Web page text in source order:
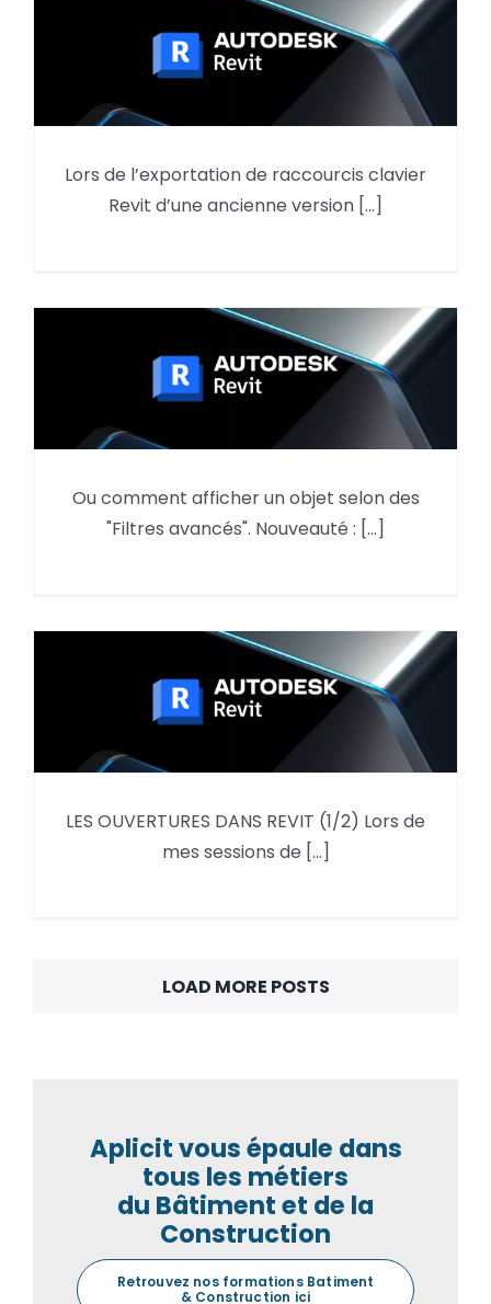
raccourcis clavier d’une version
ancienne à une version plus
Lors de l’exportation de raccourcis clavier
Revit d’une ancienne version [...]
Autodesk Forma, le navigateur
de modèle et les « Filtres
Ou comment afficher un objet selon des
"Filtres avancés". Nouveauté : [...]
LES OUVERTURES DANS REVIT
(1/2)
LES OUVERTURES DANS REVIT (1/2) Lors de
mes sessions de [...]
LOAD MORE POSTS
Aplicit vous épaule dans
tous les métiers
du Bâtiment et de la
Construction
Retrouvez nos formations Batiment
& Construction ici